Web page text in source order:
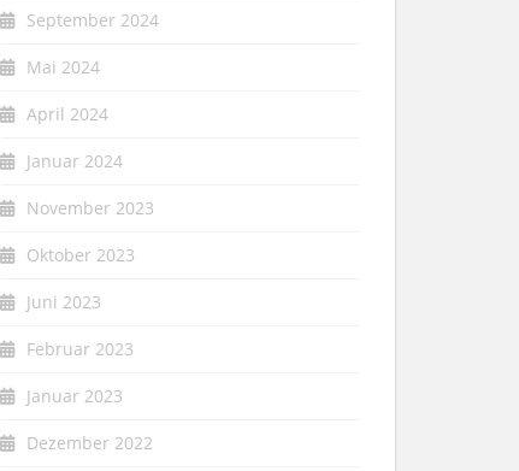
September 2024
Mai 2024
April 2024
Januar 2024
November 2023
Oktober 2023
Juni 2023
Februar 2023
Januar 2023
Dezember 2022